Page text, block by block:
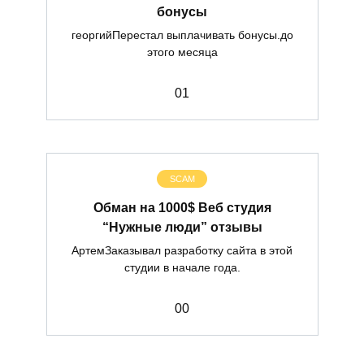
бонусы
георгийПерестал выплачивать бонусы.до
этого месяца
01
SCAM
Обман на 1000$ Веб студия
“Нужные люди” отзывы
АртемЗаказывал разработку сайта в этой
студии в начале года.
00